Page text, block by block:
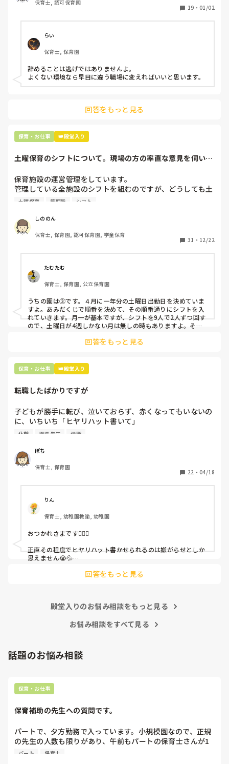
保護者子どもの愚痴悪口が多く、
今で言う不適切保育も
仕方ないよね
もう何も言わずに
子どもの言いなりになればいいんだね
などいう意見で…
上の先生に相談することは難しそうです。
最後の職場にしようと思っていましたが
辞めることは逃げ、と、過去辞めた人も何年も言われ続けて
います
保育士, 認可保育園
19 ・ 01/02
らい
保育士, 保育園
辞めることは逃げではありませんよ。
よくない環境なら早目に違う職場に変えればいいと思います。
回答をもっと見る
保育・お仕事 👑殿堂入り
土曜保育のシフトについて。現場の方の率直な意見を伺いた
保育施設の運営管理をしています。
管理している全施設のシフトを組むのですが、どうしても土
曜保育だけは入れる方が少なく、いつも苦労しています。
て入職しているはずですが、いざ勤務が始まると一日も土曜
出勤が出来ない方ばかりです。
①土曜日の希望休は2日まで、と制限をかける
②毎月、必ず土曜保育に入ることのできる日を1日だけピッ
クアップしてもらう
③仮シフトが出た時、土曜出勤が難しければ自身で代わりの
人を交渉して見つけてもらう
上記のいずれかの対策を取り入れることを考えています。
土曜保育 管理職 シフト
しののん
保育士, 保育園, 認可保育園, 学童保育
31 ・ 12/22
たむたむ
保育士, 保育園, 公立保育園
うちの園は③です。４月に一年分の土曜日出勤日を決めていま
すよ。あみだくじで順番を決めて、その順番通りにシフトを入
れていきます。月一が基本ですが、シフトを9人で2人ずつ回す
ので、土曜日が4週しかない月は無しの時もありますよ。その
て貰い、主任に報告してます。
回答をもっと見る
保育・お仕事 👑殿堂入り
転職したばかりですが
子どもが勝手に転び、泣いておらず、赤くなってもいないの
に、いちいち「ヒヤリハット書いて」
と書かされ
（そう言う本人は書かない）
しかも、上司に↑この内容でも
ちゃんと考えて対策を練って書き込むようにと。
呼ばれて一緒に対策を考えさせられること多数
これだけで30〜40分拘束されて辛いです
皆さんの園はどうですか?
休憩 園長先生 退職
ぽち
保育士, 保育園
22 ・ 04/18
りん
保育士, 幼稚園教諭, 幼稚園
おつかれさまです🙇🏻‍♀️
正直その程度でヒヤリハット書かせられるのは嫌がらせとしか
思えません😭💦
回答をもっと見る
殿堂入りのお悩み相談をもっと見る
お悩み相談をすべて見る
話題のお悩み相談
保育・お仕事
保育補助の先生への質問です。
パートで、夕方勤務で入っています。小規模園なので、正規
の先生の人数も限りがあり、午前もパートの保育士さんが1
人いたのですが、辞められて配置的にはギリギリで回されて
パート 保育士